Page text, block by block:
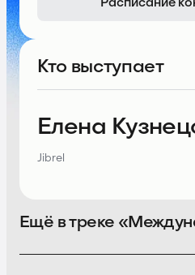
Кто выступает
Елена
Jibrel
Ещё в треке